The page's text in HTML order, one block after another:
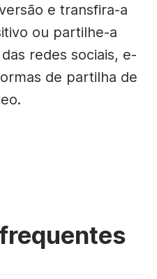
e transfira-a
ou partilhe-a
redes sociais, e-
de partilha de